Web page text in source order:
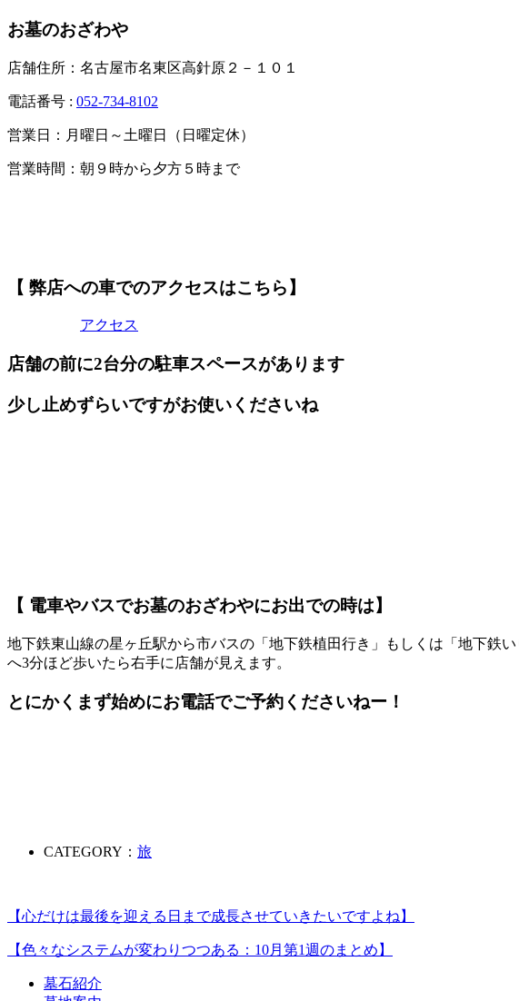
お墓のおざわや
店舗住所：名古屋市名東区高針原２－１０１
電話番号 : 052-734-8102
営業日：月曜日～土曜日（日曜定休）
営業時間：朝９時から夕方５時まで
【 弊店への車でのアクセスはこちら】
アクセス
店舗の前に2台分の駐車スペースがあります
少し止めずらいですがお使いくださいね
【 電車やバスでお墓のおざわやにお出での時は】
地下鉄東山線の星ヶ丘駅から市バスの「地下鉄植田行き」もしくは「地下鉄
へ3分ほど歩いたら右手に店舗が見えます。
とにかく まず始めにお電話でご予約くださいねー！
CATEGORY： 旅
【心だけは最後を迎える日まで成長させていきたいですよね】
【色々なシステムが変わりつつある：10月第1週のまとめ】
墓石紹介